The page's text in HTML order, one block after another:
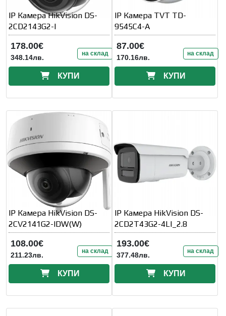
IP Камера HikVision DS-
2CD2143G2-I
178.00€
348.14лв. на склад
КУПИ
IP Камера TVT TD-
9545C4-A
87.00€
170.16лв. на склад
КУПИ
IP Камера HikVision DS-
2CV2141G2-IDW(W)
108.00€
211.23лв. на склад
КУПИ
IP Камера HikVision DS-
2CD2T43G2-4LI_2.8
193.00€
377.48лв. на склад
КУПИ